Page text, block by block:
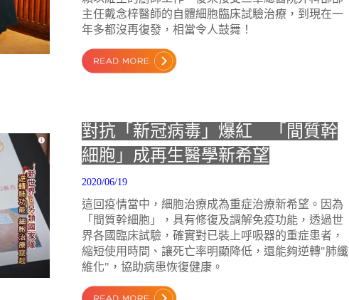
主任戴念梓醫師的自體細胞臨床試驗治療，到現在一
年多都沒再復發，相當令人鼓舞！
對抗「新冠病毒」爆紅 「間質幹
細胞」成再生醫學新希望
2020/06/19
這回疫情當中，細胞治療成為重症治療新希望。因為
「間質幹細胞」，具有修復及調解免疫功能，透過世
界各國臨床試驗，確實對已裝上呼吸器的重症患者，
縮短使用時間、讓死亡率明顯降低，還能夠逆轉"肺纖
維化"，協助病患恢復健康。